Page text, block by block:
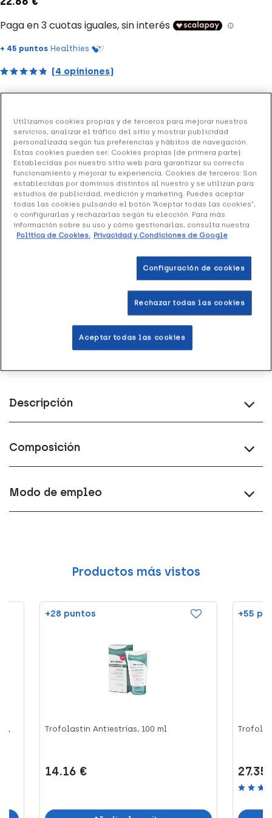
+ 45 puntos Healthies
(4 opiniones)
Combate la sequedad y restaura la barrera lipídica
cutánea.
Añadir a la Wishlist
Entrega rápida y gratuitaen farmacia
en 24-48h laborables
puntos Healthies
Devolucionesgratis
Descripción
Composición
Modo de empleo
Productos más vistos
+28 puntos
Trofolastin Antiestrías, 100 ml
14.16 €
+55
27.35
Utilizamos cookies propias y de terceros para mejorar nuestros
servicios, analizar el tráfico del sitio y mostrar publicidad
personalizada según tus preferencias y hábitos de navegación.
Estas cookies pueden ser: Cookies propias (de primera parte):
Establecidas por nuestro sitio web para garantizar su correcto
funcionamiento y mejorar tu experiencia. Cookies de terceros: Son
establecidas por dominios distintos al nuestro y se utilizan para
estudios de publicidad, medición y marketing. Puedes aceptar
todas las cookies pulsando el botón “Aceptar todas las cookies”,
o configurarlas y rechazarlas según tu elección. Para más
información sobre su uso y cómo gestionarlas, consulta nuestra
Política de Cookies. Privacidad y Condiciones de Google
Configuración de cookies
Rechazar todas las cookies
Aceptar todas las cookies